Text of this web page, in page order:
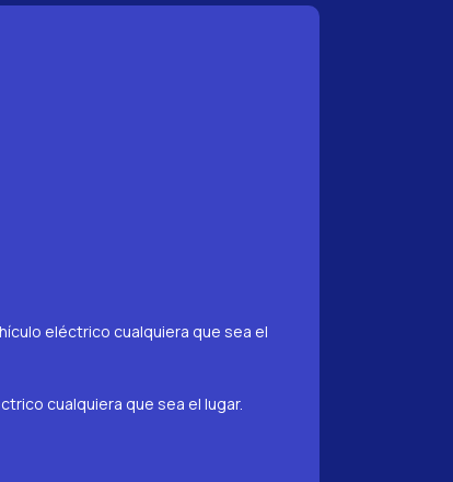
eléctrico cualquiera que sea el
cualquiera que sea el lugar.